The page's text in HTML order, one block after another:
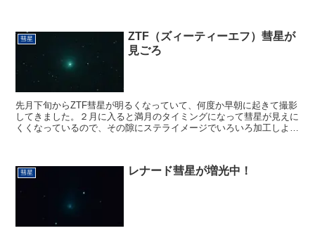
彗星
ZTF（ズィーティーエフ）彗星が
見ごろ
先月下旬からZTF彗星が明るくなっていて、何度か早朝に起きて撮影
してきました。２月に入ると満月のタイミングになって彗星が見えに
くくなっているので、その隙にステライメージでいろいろ加工しよう
彗星 レナード彗星が増光中！